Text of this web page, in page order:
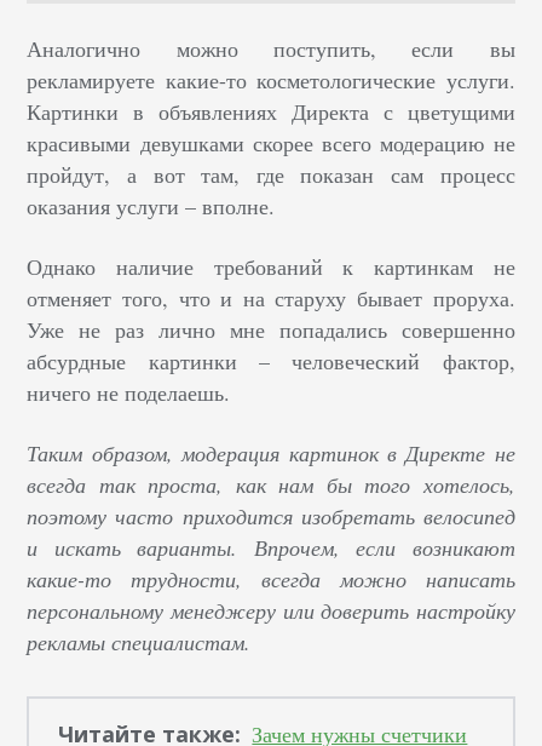
Аналогично можно поступить, если вы
рекламируете какие-то косметологические услуги.
Картинки в объявлениях Директа с цветущими
красивыми девушками скорее всего модерацию не
пройдут, а вот там, где показан сам процесс
оказания услуги – вполне.
Однако наличие требований к картинкам не
отменяет того, что и на старуху бывает проруха.
Уже не раз лично мне попадались совершенно
абсурдные картинки – человеческий фактор,
ничего не поделаешь.
Таким образом, модерация картинок в Директе не
всегда так проста, как нам бы того хотелось,
поэтому часто приходится изобретать велосипед
и искать варианты. Впрочем, если возникают
какие-то трудности, всегда можно написать
персональному менеджеру или доверить настройку
рекламы специалистам.
Читайте также: Зачем нужны счетчики